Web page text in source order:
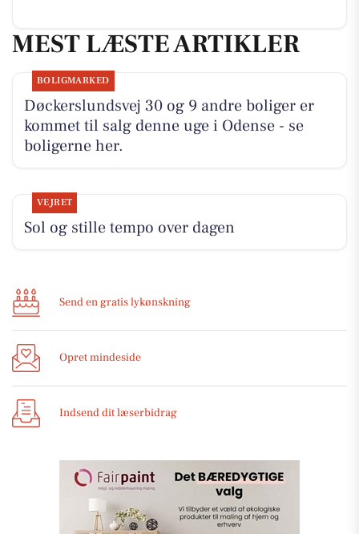
MEST LÆSTE ARTIKLER
BOLIGMARKED
Døckerslundsvej 30 og 9 andre boliger er
kommet til salg denne uge i Odense - se
boligerne her.
VEJRET
Sol og stille tempo over dagen
Send en gratis lykønskning
Opret mindeside
Indsend dit læserbidrag